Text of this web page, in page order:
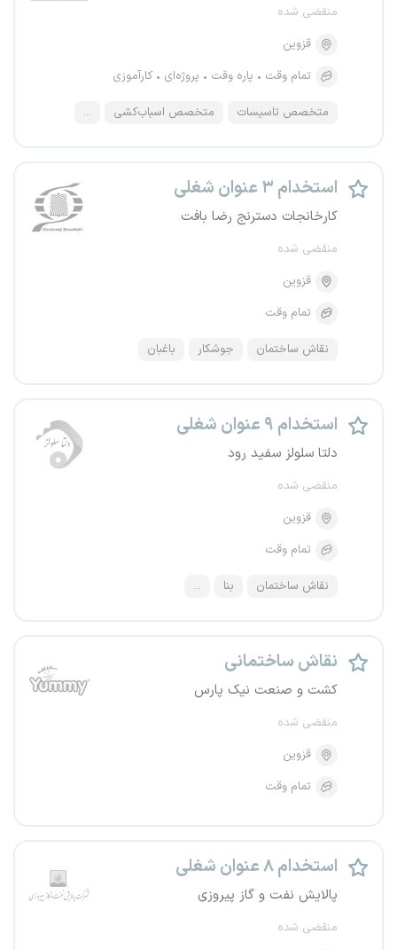
منقضی شده
قزوین
تمام وقت
پاره وقت پروژه‌ای کارآموزی
متخصص تاسیسات متخصص اسباب‌کشی ...
استخدام ۳ عنوان شغلی
کارخانجات دسترنج رضا بافت
منقضی شده
قزوین
تمام وقت
نقاش ساختمان جوشکار باغبان
استخدام ۹ عنوان شغلی
دلتا سلولز سفید رود
منقضی شده
قزوین
تمام وقت
نقاش ساختمان بنا ...
نقاش ساختمانی
کشت و صنعت نیک پارس
منقضی شده
قزوین
تمام وقت
استخدام ۸ عنوان شغلی
پالایش نفت و گاز پیروزی
منقضی شده